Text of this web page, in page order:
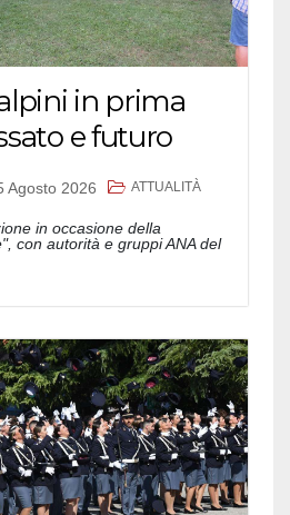
in prima
e futuro
Agosto 2026 ATTUALITÀ
in occasione della
con autorità e gruppi ANA del